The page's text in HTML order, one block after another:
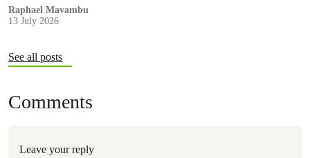
Congo (RDC) à maintenir le moratoire sur l'attribution de
nouvelles concessions forestières industrielles.
Raphael Mavambu
13 July 2026
See all posts
Comments
Leave your reply